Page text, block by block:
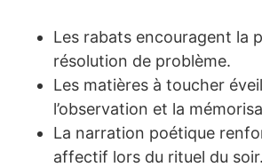
Les rabats encouragent la
résolution de problème.
Les matières à toucher
l’observation et la
La narration poétique
affectif lors du rituel du soir.